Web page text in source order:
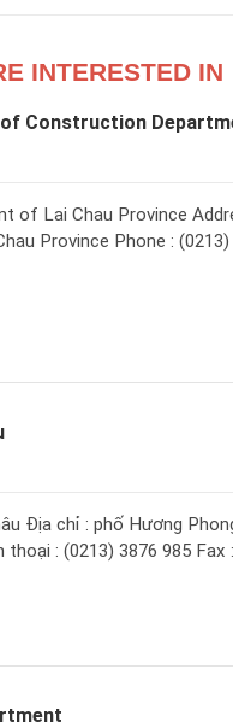
INTERESTED IN
Construction
of Lai Chau Province
Province Phone :
Địa chỉ : phố Hương
: (0213) 3876 985 Fax